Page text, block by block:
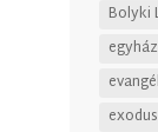
Bolyki
egyház